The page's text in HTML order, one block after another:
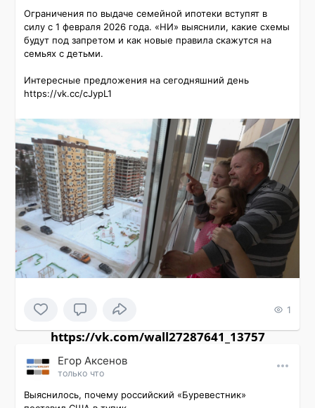
Ограничения по выдаче семейной ипотеки вступят в
силу с 1 февраля 2026 года. «НИ» выяснили, какие схемы
будут под запретом и как новые правила скажутся на
семьях с детьми.
Интересные предложения на сегодняшний день
https://vk.cc/cJypL1
1
https://vk.com/wall27287641_13757
Εгор Αксенов
только что
Выяснилось, почему российский «Буревестник»